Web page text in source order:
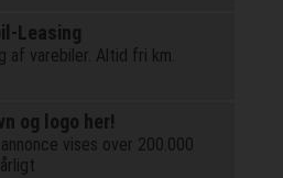
Leasing
af varebiler. Altid fri km.
og logo her!
annonce vises over 200.000